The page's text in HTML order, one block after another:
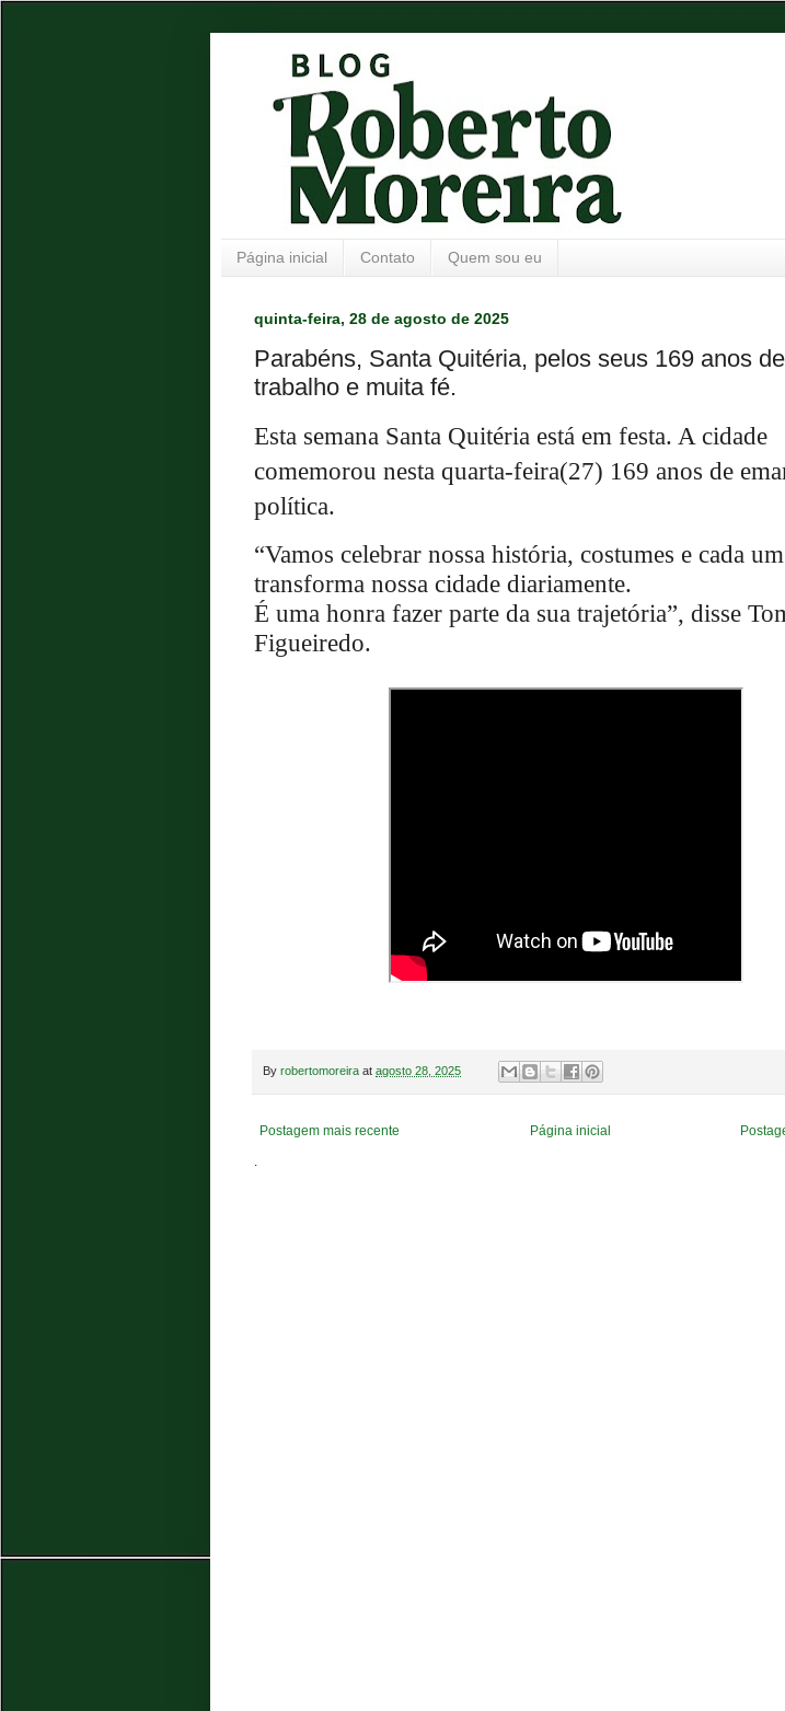
Página inicial Contato Quem sou eu
quinta-feira, 28 de agosto de 2025
Parabéns, Santa Quitéria, pelos seus 169 anos
trabalho e muita fé.
Esta semana Santa Quitéria está em festa. A cidade
comemorou nesta quarta-feira(27) 169 anos de
política.
“Vamos celebrar nossa história, costumes e cada
transforma nossa cidade diariamente.
É uma honra fazer parte da sua trajetória”, disse
Figueiredo.
By robertomoreira at agosto 28, 2025
Postagem mais recente
Página inicial
.